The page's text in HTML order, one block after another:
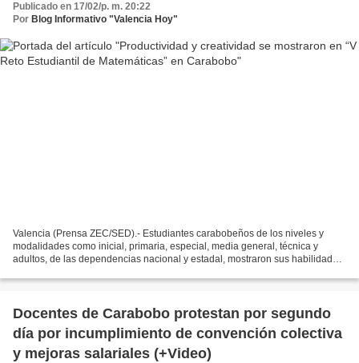
Publicado en 17/02/p. m. 20:22
Por Blog Informativo "Valencia Hoy"
Valencia (Prensa ZEC/SED).- Estudiantes carabobeños de los niveles y
modalidades como inicial, primaria, especial, media general, técnica y
adultos, de las dependencias nacional y estadal, mostraron sus habilidades
Docentes de Carabobo protestan por segundo
día por incumplimiento de convención colectiva
y mejoras salariales (+Video)